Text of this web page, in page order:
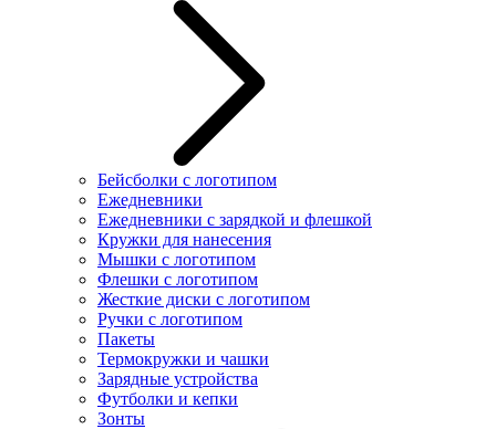
Бейсболки с логотипом
Ежедневники
Ежедневники с зарядкой и флешкой
Кружки для нанесения
Мышки с логотипом
Флешки с логотипом
Жесткие диски с логотипом
Ручки с логотипом
Пакеты
Термокружки и чашки
Зарядные устройства
Футболки и кепки
Зонты